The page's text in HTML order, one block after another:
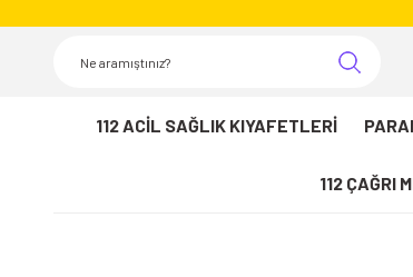
112 ACİL SAĞLIK KIYAFETLERİ
112 ÇAĞRI